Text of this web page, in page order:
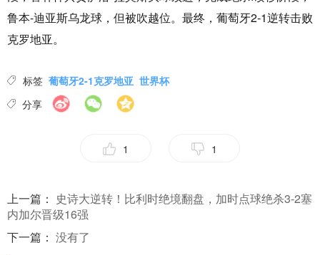
鲁本-迪亚斯乌龙球，但被吹越位。最终，葡萄牙2-1逆转击败
克罗地亚。
标签 葡萄牙2-1克罗地亚 世界杯
分享
1 1
上一篇： 史诗大逆转！比利时绝境翻盘，加时点球绝杀3-2塞
内加尔晋级16强
下一篇： 没有了